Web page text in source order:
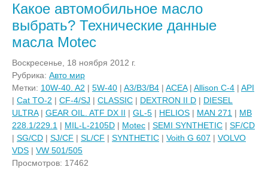
Какое автомобильное масло
выбрать? Технические данные
масла Motec
Воскресенье, 18 ноября 2012 г.
Рубрика: Авто мир
Метки: 10W-40. A2 | 5W-40 | A3/B3/B4 | ACEA| Allison C-4 | API
| Cat TO-2 | CF-4/SJ | CLASSIC | DEXTRON II D | DIESEL
ULTRA| GEAR OIL. ATF DX II | GL-5 | HELIOS | MAN 271 | MB
228.1/229.1 | MIL-L-2105D | Motec | SEMI SYNTHETIC | SF/CD
| SG/CD | SJ/CF | SL/CF | SYNTHETIC | Voith G 607 | VOLVO
VDS | VW 501/505
Просмотров: 17462